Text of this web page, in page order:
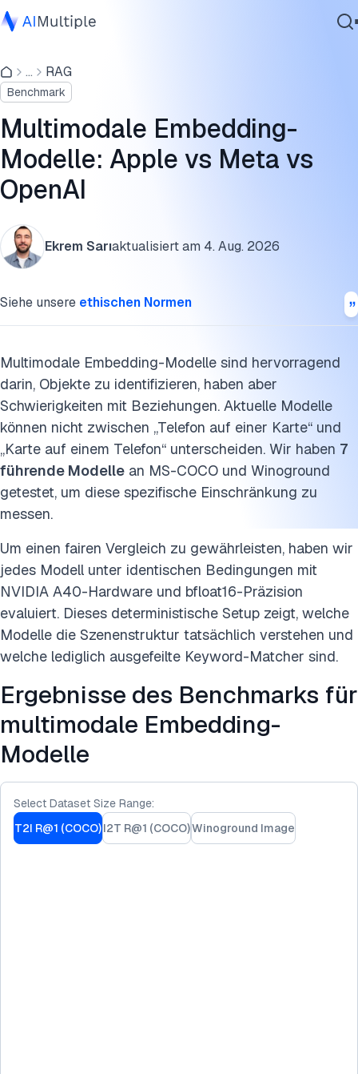
Agentische KI
Cybersicherheit
Daten
Unternehmenssoftware
Dienstleistungen
Kontaktieren
... RAG
Benchmark
Multimodale Embedding-
Modelle: Apple vs Meta vs
OpenAI
Ekrem Sarıaktualisiert am 4. Aug. 2026
Siehe unsere ethischen Normen
Multimodale Embedding-Modelle sind hervorragend
darin, Objekte zu identifizieren, haben aber
Schwierigkeiten mit Beziehungen. Aktuelle Modelle
können nicht zwischen „Telefon auf einer Karte“ und
„Karte auf einem Telefon“ unterscheiden. Wir haben 7
führende Modelle an MS-COCO und Winoground
getestet, um diese spezifische Einschränkung zu
messen.
Um einen fairen Vergleich zu gewährleisten, haben wir
jedes Modell unter identischen Bedingungen mit
NVIDIA A40-Hardware und bfloat16-Präzision
evaluiert. Dieses deterministische Setup zeigt, welche
Modelle die Szenenstruktur tatsächlich verstehen und
welche lediglich ausgefeilte Keyword-Matcher sind.
Ergebnisse des Benchmarks für
multimodale Embedding-
Modelle
Select Dataset Size Range:
T2I R@1 (COCO)I2T R@1 (COCO)Winoground Image
Funktionsweise multimodaler Embedding-Modelle
Evaluierungsaufgaben: Retrieval vs. Reasoning
Technische Analyse & Implementierungsempfehlungen
Methodik des Benchmarks für multimodale Embeddings
Einschränkungen
Fazit
Weiterführende Literatur